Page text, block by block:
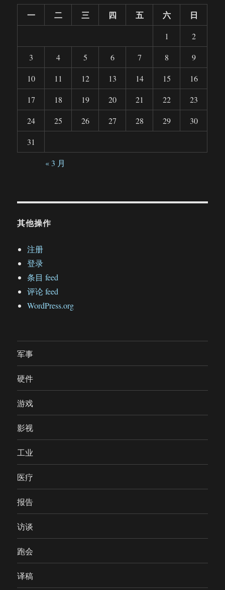
一 二 三 四 五 六 日
1
2
3
4 5 6 7 8
9
10
11 12 13 14 15
16
17
18 19 20 21 22
23
24
25 26 27 28 29
30
31
« 3 月
其他操作
注册
登录
条目 feed
评论 feed
WordPress.org
军事
硬件
游戏
影视
工业
医疗
报告
访谈
跑会
译稿